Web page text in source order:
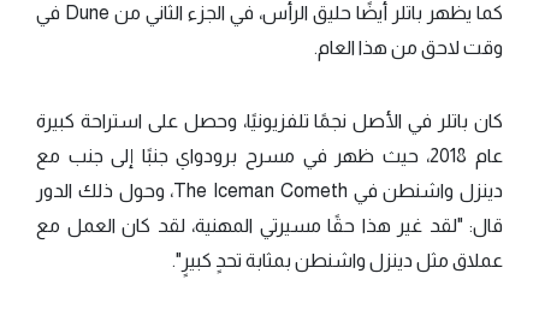
كما يظهر باتلر أيضًا حليق الرأس، في الجزء الثاني من Dune في
وقت لاحق من هذا العام.
كان باتلر في الأصل نجمًا تلفزيونيًا، وحصل على استراحة كبيرة
عام 2018، حيث ظهر في مسرح برودواي جنبًا إلى جنب مع
دينزل واشنطن في The Iceman Cometh، وحول ذلك الدور
قال: "لقد غير هذا حقًا مسيرتي المهنية، لقد كان العمل مع
عملاق مثل دينزل واشنطن بمثابة تحدٍ كبيرٍ".